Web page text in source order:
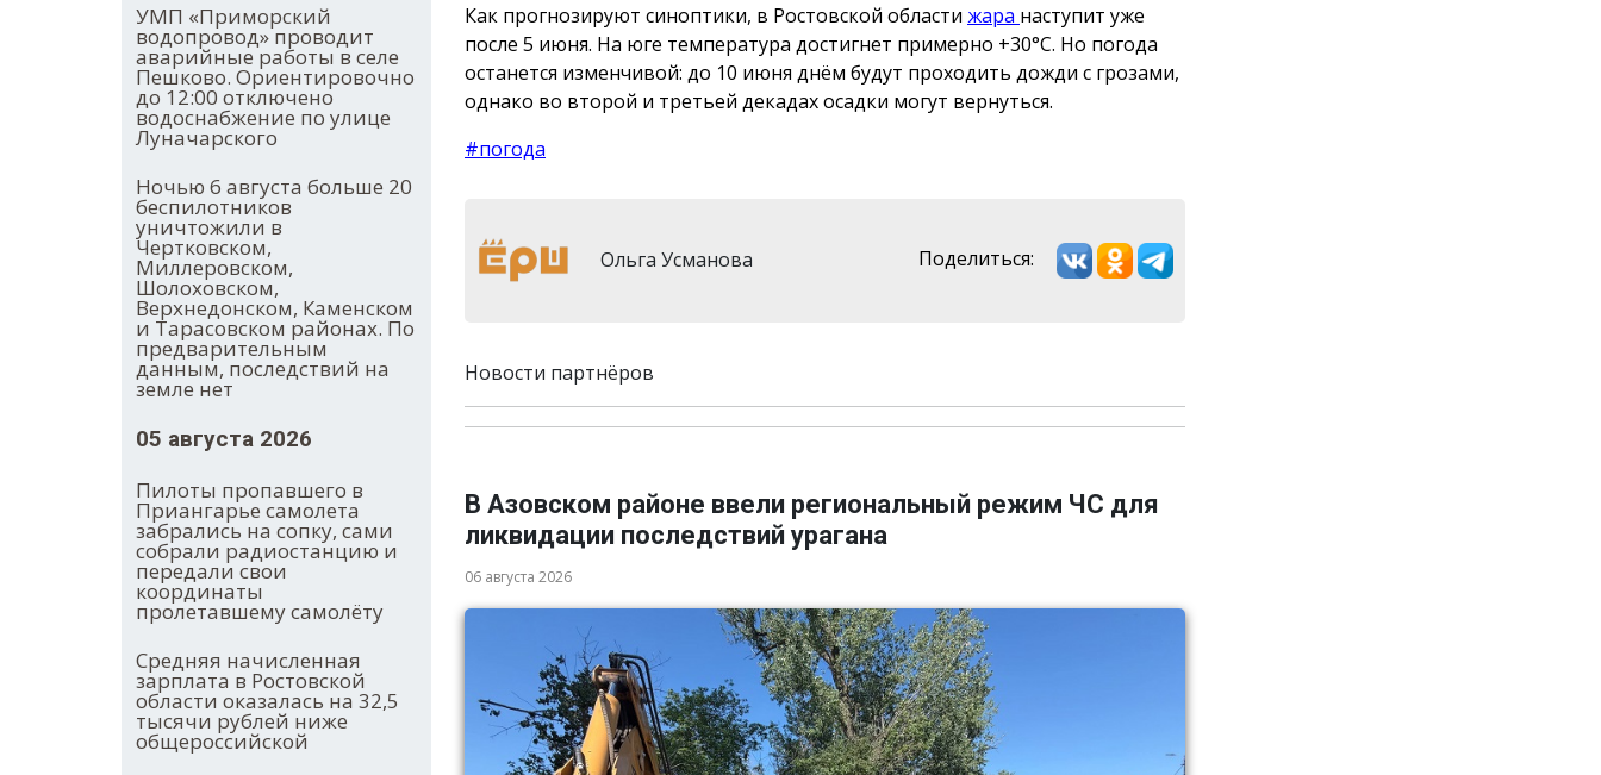
УМП «Приморский
водопровод» проводит
аварийные работы в селе
Пешково. Ориентировочно
до 12:00 отключено
водоснабжение по улице
Луначарского
Ночью 6 августа больше 20
беспилотников
уничтожили в
Чертковском,
Миллеровском,
Шолоховском,
Верхнедонском, Каменском
и Тарасовском районах. По
предварительным
данным, последствий на
земле нет
05 августа 2026
Пилоты пропавшего в
Приангарье самолета
забрались на сопку, сами
собрали радиостанцию и
передали свои
координаты
пролетавшему самолёту
Средняя начисленная
зарплата в Ростовской
области оказалась на 32,5
тысячи рублей ниже
общероссийской
Как прогнозируют синоптики, в Ростовской области жара наступит уже
после 5 июня. На юге температура достигнет примерно +30°C. Но погода
останется изменчивой: до 10 июня днём будут проходить дожди с грозами,
однако во второй и третьей декадах осадки могут вернуться.
#погода
Ольга Усманова Поделиться:
Новости партнёров
В Азовском районе ввели региональный режим ЧС для
ликвидации последствий урагана
06 августа 2026